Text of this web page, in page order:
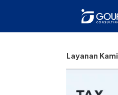
Layanan Kami